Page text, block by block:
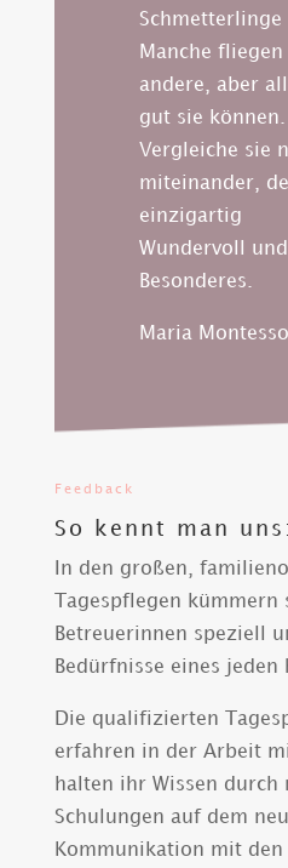
Schmetterlinge
Manche
andere, aber
gut sie können.
Vergleiche sie
miteinander,
einzigartig
Wundervoll
Besonderes.
Maria
Feedback
So kennt man uns:
In den großen,
Tagespflegen kümmern
Betreuerinnen speziell
Bedürfnisse eines jeden
Die qualifizierten
erfahren in der Arbeit
halten ihr Wissen durch
Schulungen auf dem
Kommunikation mit